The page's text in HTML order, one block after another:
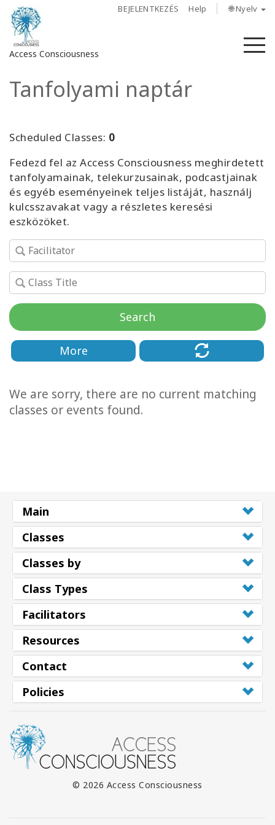
BEJELENTKEZÉS Help 🌐 Nyelv
Access Consciousness
Bejelentkezés
Access
Bars
Régiók
Tanfolyamok
Facilitators
Tanfolyami naptár
Scheduled Classes: 0
Fedezd fel az Access Consciousness meghirdetett
tanfolyamainak, telekurzusainak, podcastjainak
és egyéb eseményeinek teljes listáját, használj
kulcsszavakat vagy a részletes keresési
eszközöket.
Search
More
We are sorry, there are no current matching
classes or events found.
Main
Classes
Classes by
Class Types
Facilitators
Resources
Contact
Policies
© 2026 Access Consciousness